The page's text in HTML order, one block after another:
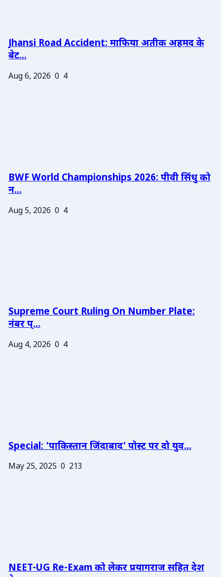
Jhansi Road Accident: माफिया अतीक अहमद के
बेट...
Aug 6, 2026 0 4
BWF World Championships 2026: पीवी सिंधु को
न...
Aug 5, 2026 0 4
Supreme Court Ruling On Number Plate:
नंबर प्...
Aug 4, 2026 0 4
Special: 'पाकिस्तान जिंदाबाद' पोस्ट पर दो युव...
May 25, 2025 0 213
NEET-UG Re-Exam को लेकर प्रयागराज सहित देश